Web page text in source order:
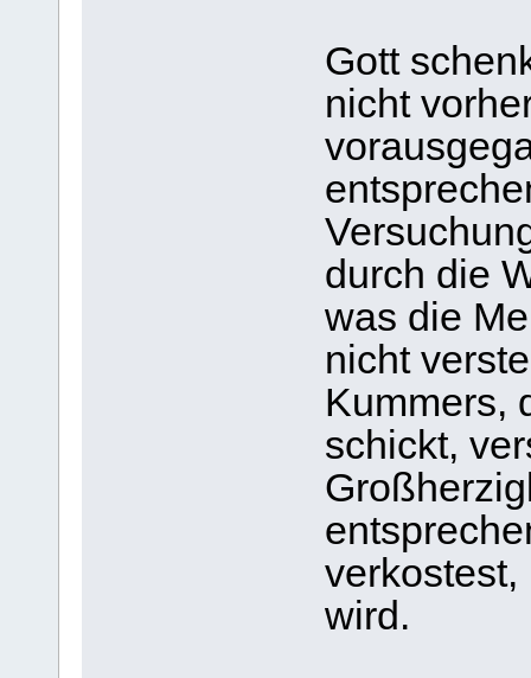
Gott
nicht
durch die
was die
nicht
Kummers,
schickt,
verkostest,
wird.